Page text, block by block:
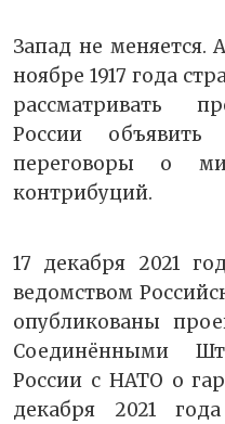
Запад не меняется.
ноябре 1917 года
рассматривать
России
переговоры о
контрибуций.
17 декабря 2021
ведомством
опубликованы
Соединёнными
России с НАТО о
декабря 2021